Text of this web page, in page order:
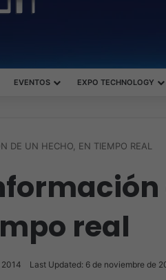
EVENTOS EXPO TECHNOLOGY
DE UN HECHO, EN TIEMPO REAL
real
Last Updated: 6 de noviembre de